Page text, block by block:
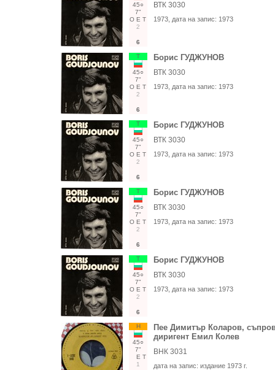
45○
7"
О Е Т
2
6
ВТК 3030
1973 , дата на запис: 1973
Т
45○
7"
О Е Т
2
6
Борис ГУДЖУНОВ
ВТК 3030
1973 , дата на запис: 1973
Т
45○
7"
О Е Т
2
6
Борис ГУДЖУНОВ
ВТК 3030
1973 , дата на запис: 1973
Т
45○
7"
О Е Т
2
6
Борис ГУДЖУНОВ
ВТК 3030
1973 , дата на запис: 1973
Т
45○
7"
О Е Т
2
6
Борис ГУДЖУНОВ
ВТК 3030
1973 , дата на запис: 1973
Н
45○
7"
Е Т
1
Пее Димитър Коларов,
диригент Емил Колев
ВНК 3031
дата на запис: издание 1973 г.